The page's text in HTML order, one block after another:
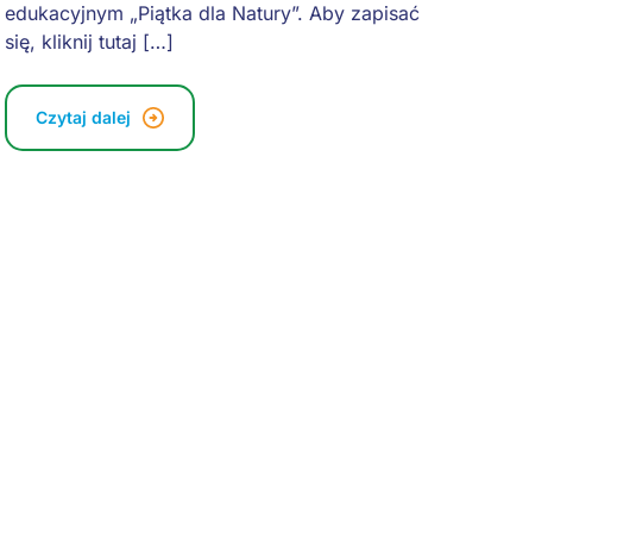
edukacyjnym „Piątka dla Natury”. Aby zapisać
się, kliknij tutaj […]
Czytaj dalej